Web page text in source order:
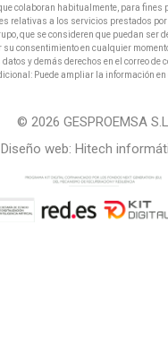
colaboran habitualmente, para fines
relativas a los servicios prestados
que se consideren que puedan ser
su consentimiento en cualquier
y demás derechos en el correo de
Puede ampliar la información en
© 2026 GESPROEMSA
Diseño web: Hitech